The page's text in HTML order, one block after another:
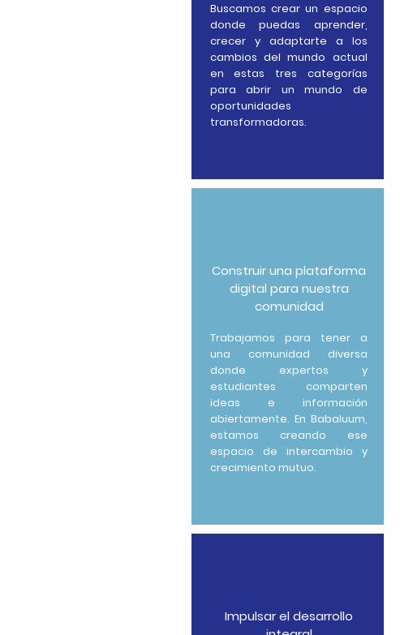
Buscamos crear un espacio
donde puedas aprender,
crecer y adaptarte a los
cambios del mundo actual
en estas tres categorías
para abrir un mundo de
oportunidades
transformadoras.
Construir una plataforma
digital para nuestra
comunidad
Trabajamos para tener a
una comunidad diversa
donde expertos y
estudiantes comparten
ideas e información
abiertamente. En Babaluum,
estamos creando ese
espacio de intercambio y
crecimiento mutuo.
Impulsar el desarrollo